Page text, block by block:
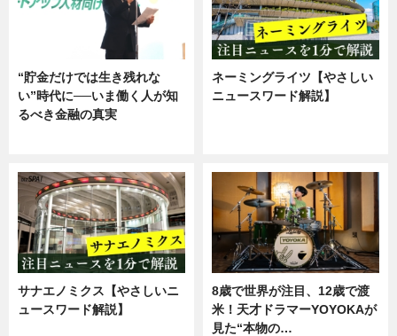
“貯金だけでは生き残れな
い”時代に──いま働く人が知
るべき金融の真実
ネーミングライツ【やさしい
ニュースワード解説】
サナエノミクス【やさしいニ
ュースワード解説】
8歳で世界が注目、12歳で渡
米！天才ドラマーYOYOKAが
見た“本物の…